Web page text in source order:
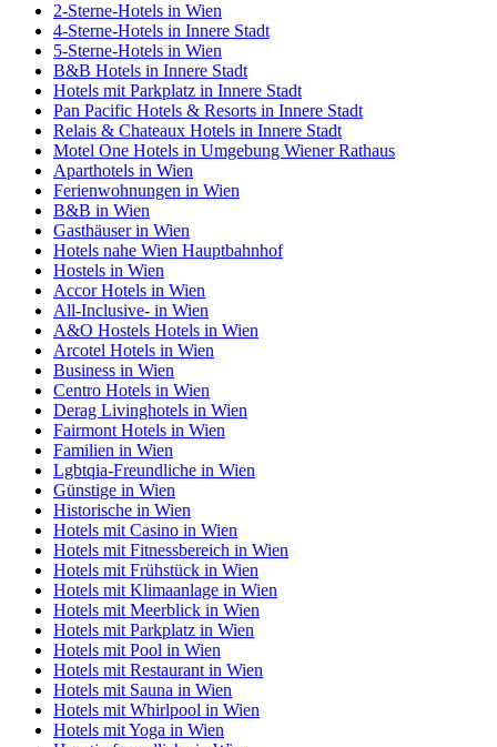
2-Sterne-Hotels in Wien
4-Sterne-Hotels in Innere Stadt
5-Sterne-Hotels in Wien
B&B Hotels in Innere Stadt
Hotels mit Parkplatz in Innere Stadt
Pan Pacific Hotels & Resorts in Innere Stadt
Relais & Chateaux Hotels in Innere Stadt
Motel One Hotels in Umgebung Wiener Rathaus
Aparthotels in Wien
Ferienwohnungen in Wien
B&B in Wien
Gasthäuser in Wien
Hotels nahe Wien Hauptbahnhof
Hostels in Wien
Accor Hotels in Wien
All-Inclusive- in Wien
A&O Hostels Hotels in Wien
Arcotel Hotels in Wien
Business in Wien
Centro Hotels in Wien
Derag Livinghotels in Wien
Fairmont Hotels in Wien
Familien in Wien
Lgbtqia-Freundliche in Wien
Günstige in Wien
Historische in Wien
Hotels mit Casino in Wien
Hotels mit Fitnessbereich in Wien
Hotels mit Frühstück in Wien
Hotels mit Klimaanlage in Wien
Hotels mit Meerblick in Wien
Hotels mit Parkplatz in Wien
Hotels mit Pool in Wien
Hotels mit Restaurant in Wien
Hotels mit Sauna in Wien
Hotels mit Whirlpool in Wien
Hotels mit Yoga in Wien